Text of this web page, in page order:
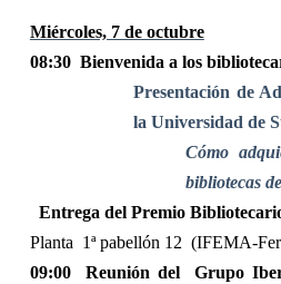
Miércoles, 7 de octubre
08:30 Bienvenida a los
Presentación de
la Universidad de
Cómo
bibliotecas
Entrega del Premio
Planta 1ª pabellón 12 (IFEMA-
09:00
Reunión del
Grupo